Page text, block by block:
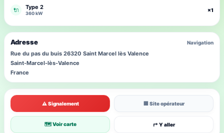
⚠ Signalement 🏢 Site opérateur
🗺 Voir carte ↱ Y aller
🔌 Type 2
360 kW
×1
Adresse Navigation
Rue du pas du buis 26320 Saint Marcel lès Valence
Saint-Marcel-lès-Valence
France